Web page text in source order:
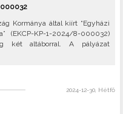
000032
Kormánya által kiírt “Egyházi
(EKCP-KP-1-2024/8-000032)
két altáborral. A pályázat
2024-12-30, Hétfő